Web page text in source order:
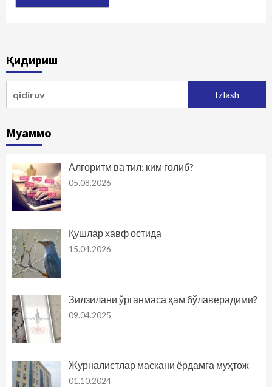
Қидириш
Муаммо
Алгоритм ва тил: ким ғолиб?
05.08.2026
Қушлар хавф остида
15.04.2026
Зилзилани ўрганмаса ҳам бўлаверадими?
09.04.2025
Журналистлар маскани ёрдамга муҳтож
01.10.2024